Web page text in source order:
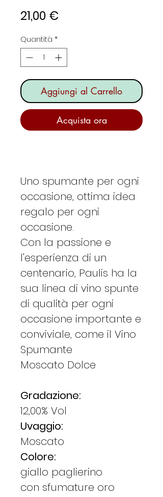
21,00 €
Quantità *
Aggiungi al Carrello
Acquista ora
Uno spumante per ogni
occasione, ottima idea
regalo per ogni
occasione.
Con la passione e
l'esperienza di un
centenario, Paulis ha la
sua linea di vino spunte
di qualità per ogni
occasione importante e
conviviale, come il Vino
Spumante
Moscato Dolce
Gradazione:
12,00% Vol
Uvaggio:
Moscato
Colore:
giallo paglierino
con sfumature oro